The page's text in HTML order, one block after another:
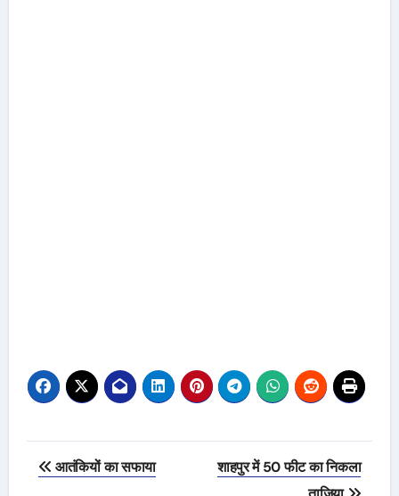
Post
आतंकियों का सफाया
शाहपुर में 50 फीट का निकला